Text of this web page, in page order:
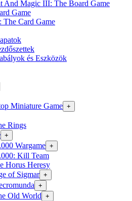
And Magic III: The Board Game
Game
The Card Game
és Eszközök
Miniature Game +
Rings
+
Wargame +
Kill Team
Horus Heresy
of Sigmar +
+
Old World +